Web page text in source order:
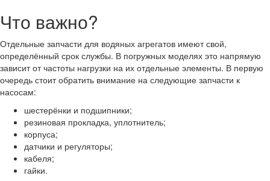
Что важно?
Отдельные запчасти для водяных агрегатов имеют свой,
определённый срок службы. В погружных моделях это напрямую
зависит от частоты нагрузки на их отдельные элементы. В первую
очередь стоит обратить внимание на следующие запчасти к
насосам:
шестерёнки и подшипники;
резиновая прокладка, уплотнитель;
корпуса;
датчики и регуляторы;
кабеля;
гайки.